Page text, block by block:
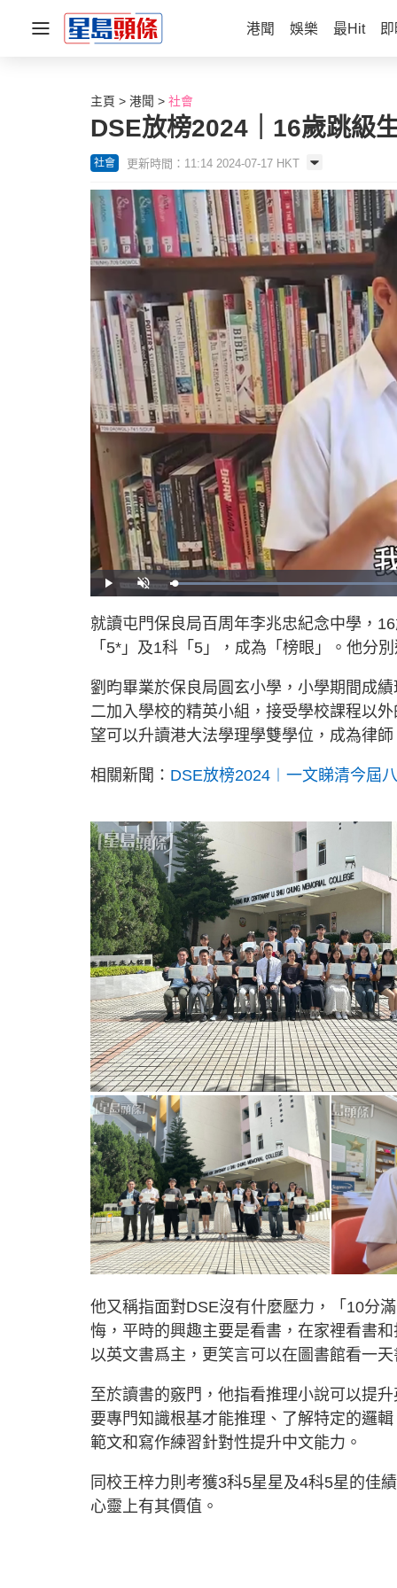
港聞 娛樂 最Hit
主頁 港聞 社會
DSE放榜2024｜16歲跳級
社會 更新時間：11:14 2024-07-17 HKT
P
l
y
U
n
t
L
o
e
d
:
5
4
4
%
就讀屯門保良局百周年李兆忠紀念中學，
「5*」及1科「5」，成為「榜眼」。他分
劉昀畢業於保良局圓玄小學，小學期間成
二加入學校的精英小組，接受學校課程以
望可以升讀港大法學理學雙學位，成為律
相關新聞： DSE放榜2024︱一文睇清今屆
他又稱指面對DSE沒有什麼壓力，「10分
悔，平時的興趣主要是看書，在家裡看書
以英文書爲主，更笑言可以在圖書館看一天
至於讀書的竅門，他指看推理小說可以提
要專門知識根基才能推理、了解特定的邏
範文和寫作練習針對性提升中文能力。
同校王梓力則考獲3科5星星及4科5星的佳
心靈上有其價值。